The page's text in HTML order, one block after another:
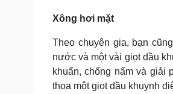
Xông hơi mặt
Theo chuyên gia, bạn
nước và một vài giọt dầu
khuẩn, chống nấm và giải
thoa một giọt dầu khuynh